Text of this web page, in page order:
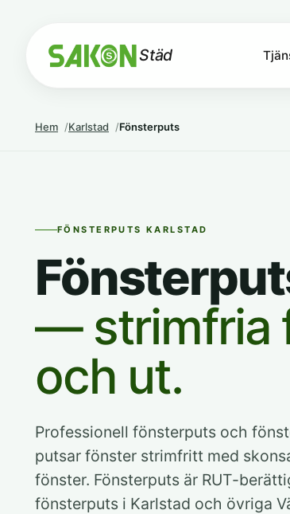
Städ
Hem Karlstad Fönsterputs
FÖNSTERPUTS KARLSTAD
— strimfria
och ut.
Professionell fönsterputs och
putsar fönster strimfritt med
fönster. Fönsterputs är RUT-
fönsterputs i Karlstad och övriga